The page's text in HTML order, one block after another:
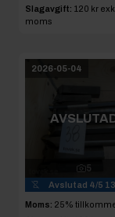
Slagavgift: 120 kr exkl.
moms
2026-05-04
5
Avslutad 4/5
Moms: 25%